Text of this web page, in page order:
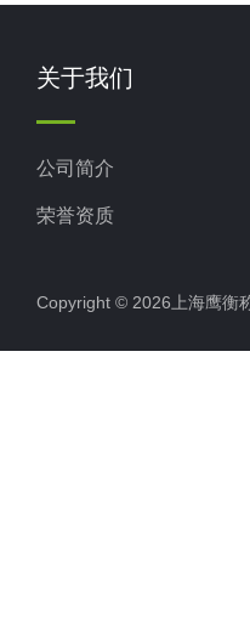
关于我们
公司简介
荣誉资质
Copyright © 2026上海鹰衡